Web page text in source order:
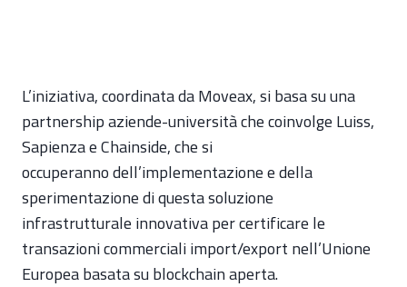
L’iniziativa, coordinata da Moveax, si basa su una
partnership aziende-università che coinvolge Luiss,
Sapienza e Chainside, che si
occuperanno dell’implementazione e della
sperimentazione di questa soluzione
infrastrutturale innovativa per certificare le
transazioni commerciali import/export nell’Unione
Europea basata su blockchain aperta.